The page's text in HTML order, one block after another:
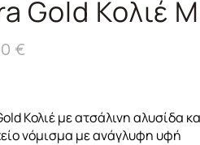
Gold Κολιέ
€
Κολιέ με ατσάλινη αλυσίδα
νόμισμα με ανάγλυφη υφή